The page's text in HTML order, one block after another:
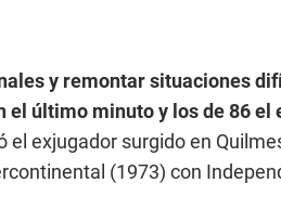
y remontar situaciones
último minuto y los de 86
exjugador surgido en
(1973) con